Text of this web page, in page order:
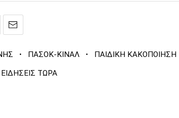
· ΠΑΣΟΚ-ΚΙΝΑΛ · ΠΑΙΔΙΚΗ ΚΑΚΟΠΟΙΗΣΗ
ΕΙΔΗΣΕΙΣ ΤΩΡΑ